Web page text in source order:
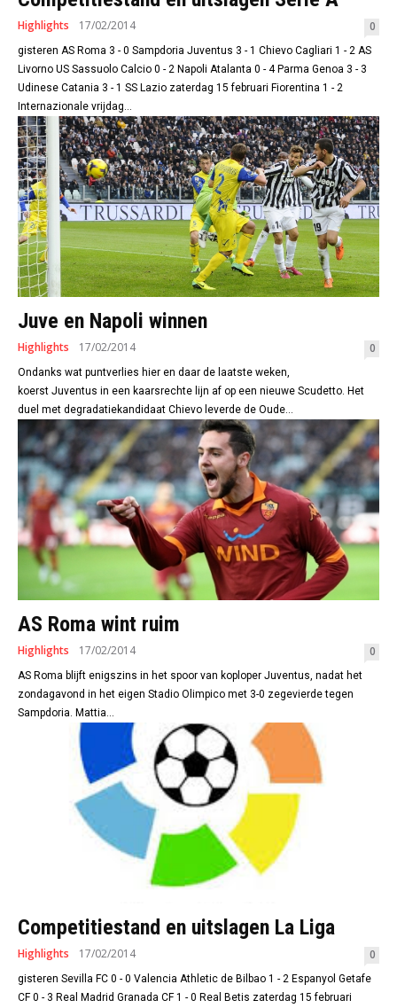
Highlights 17/02/2014 0
gisteren AS Roma 3 - 0 Sampdoria Juventus 3 - 1 Chievo Cagliari 1 - 2 AS
Livorno US Sassuolo Calcio 0 - 2 Napoli Atalanta 0 - 4 Parma Genoa 3 - 3
Udinese Catania 3 - 1 SS Lazio zaterdag 15 februari Fiorentina 1 - 2
Internazionale vrijdag...
Juve en Napoli winnen
Highlights 17/02/2014 0
Ondanks wat puntverlies hier en daar de laatste weken,
koerst Juventus in een kaarsrechte lijn af op een nieuwe Scudetto. Het
duel met degradatiekandidaat Chievo leverde de Oude...
AS Roma wint ruim
Highlights 17/02/2014 0
AS Roma blijft enigszins in het spoor van koploper Juventus, nadat het
zondagavond in het eigen Stadio Olimpico met 3-0 zegevierde tegen
Sampdoria. Mattia...
Competitiestand en uitslagen La Liga
Highlights 17/02/2014 0
gisteren Sevilla FC 0 - 0 Valencia Athletic de Bilbao 1 - 2 Espanyol Getafe
CF 0 - 3 Real Madrid Granada CF 1 - 0 Real Betis zaterdag 15 februari